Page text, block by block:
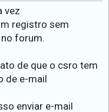
vez
registro sem
forum.
de que o csro tem
de e-mail
enviar e-mail